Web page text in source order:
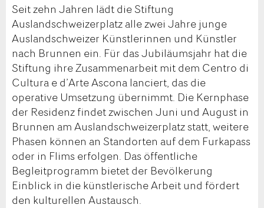
Seit zehn Jahren lädt die Stiftung
Auslandschweizerplatz alle zwei Jahre junge
Auslandschweizer Künstlerinnen und Künstler
nach Brunnen ein. Für das Jubiläumsjahr hat die
Stiftung ihre Zusammenarbeit mit dem Centro di
Cultura e d’Arte Ascona lanciert, das die
operative Umsetzung übernimmt. Die Kernphase
der Residenz findet zwischen Juni und August in
Brunnen am Auslandschweizerplatz statt, weitere
Phasen können an Standorten auf dem Furkapass
oder in Flims erfolgen. Das öffentliche
Begleitprogramm bietet der Bevölkerung
Einblick in die künstlerische Arbeit und fördert
den kulturellen Austausch.